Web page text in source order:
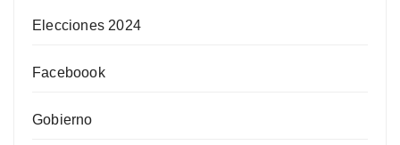
Elecciones 2024
Faceboook
Gobierno